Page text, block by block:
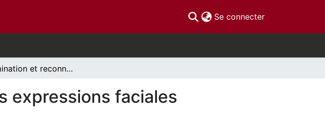
Se connecter(current)
Discrimination et reconnaissance des expressions faciales émotionnelles chez l’enfant
expressions faciales